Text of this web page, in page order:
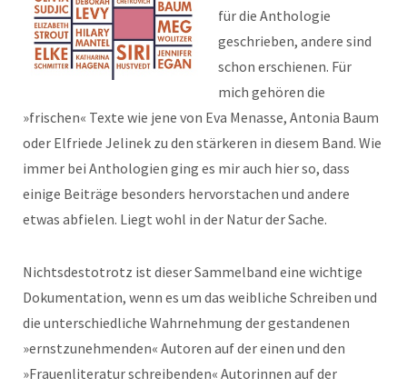
für die Anthologie
geschrieben, andere sind
schon erschienen. Für
mich gehören die
»frischen« Texte wie jene von Eva Menasse, Antonia Baum
oder Elfriede Jelinek zu den stärkeren in diesem Band. Wie
immer bei Anthologien ging es mir auch hier so, dass
einige Beiträge besonders hervorstachen und andere
etwas abfielen. Liegt wohl in der Natur der Sache.
Nichtsdestotrotz ist dieser Sammelband eine wichtige
Dokumentation, wenn es um das weibliche Schreiben und
die unterschiedliche Wahrnehmung der gestandenen
»ernstzunehmenden« Autoren auf der einen und den
»Frauenliteratur schreibenden« Autorinnen auf der